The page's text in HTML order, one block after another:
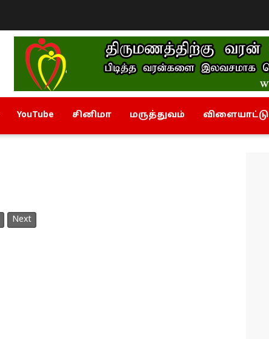
YouTube சினிமா மருத்துவம் விளையாட்டு
Next